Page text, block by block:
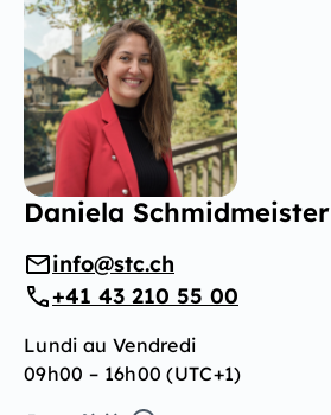
Daniela Schmidmeister
info@stc.ch
+41 43 210 55 00
Lundi au Vendredi
09h00 – 16h00 (UTC+1)